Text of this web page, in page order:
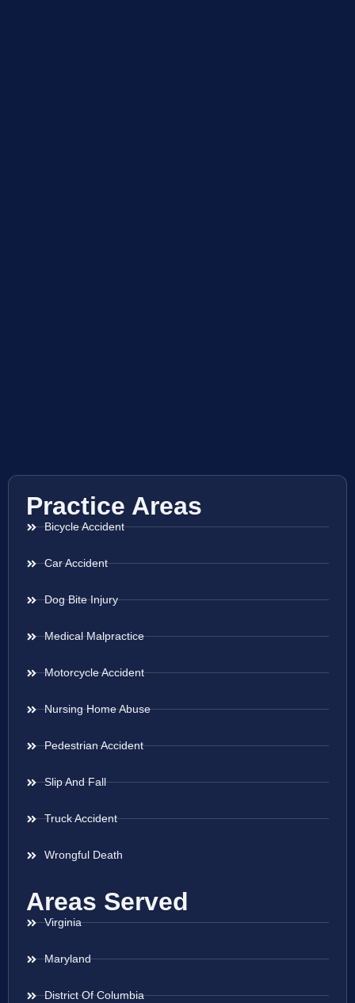
Practice Areas
Bicycle Accident
Car Accident
Dog Bite Injury
Medical Malpractice
Motorcycle Accident
Nursing Home Abuse
Pedestrian Accident
Slip And Fall
Truck Accident
Wrongful Death
Areas Served
Virginia
Maryland
District Of Columbia